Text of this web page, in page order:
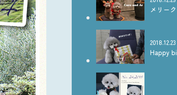
メリー
2018.12.23
Happy